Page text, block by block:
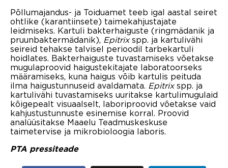
Põllumajandus- ja Toiduamet teeb igal aastal seiret
ohtlike (karantiinsete) taimekahjustajate
leidmiseks. Kartuli bakterhaiguste (ringmädanik ja
pruunbaktermädanik), Epitrixspp. ja kartulivähi
seireid tehakse talvisel perioodil tarbekartuli
hoidlates. Bakterhaiguste tuvastamiseks võetakse
mugulaproovid haigustekitajate laboratoorseks
määramiseks, kuna haigus võib kartulis peituda
ilma haigustunnuseid avaldamata. Epitrixspp. ja
kartulivähi tuvastamiseks uuritakse kartulimugulaid
kõigepealt visuaalselt, laboriproovid võetakse vaid
kahjustustunnuste esinemise korral. Proovid
analüüsitakse Maaelu Teadmuskeskuse
taimetervise ja mikrobioloogia laboris.
PTA pressiteade